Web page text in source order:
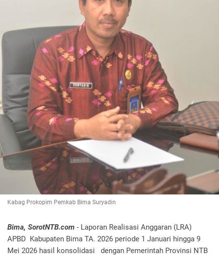
Kabag Prokopim Pemkab Bima Suryadin
Bima, SorotNTB.com - Laporan Realisasi Anggaran (LRA)
APBD Kabupaten Bima TA. 2026 periode 1 Januari hingga 9
Mei 2026 hasil konsolidasi dengan Pemerintah Provinsi NTB